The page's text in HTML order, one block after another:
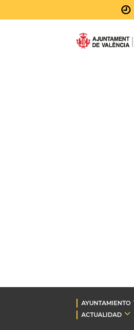
AYUNTAMIENTO
ACTUALIDAD